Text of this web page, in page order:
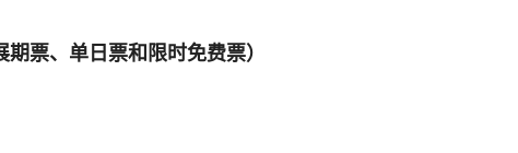
期票、单日票和限时免费票）